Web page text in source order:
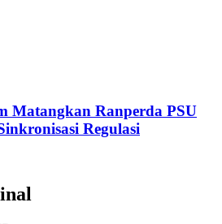
Matangkan Ranperda PSU
Regulasi